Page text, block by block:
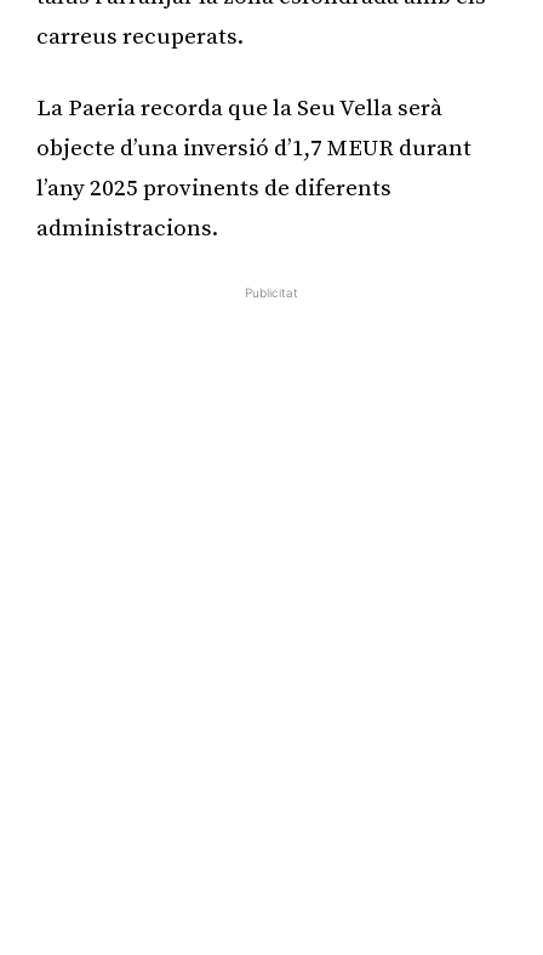
carreus recuperats.
La Paeria recorda que la Seu Vella serà
objecte d’una inversió d’1,7 MEUR durant
l’any 2025 provinents de diferents
administracions.
Publicitat